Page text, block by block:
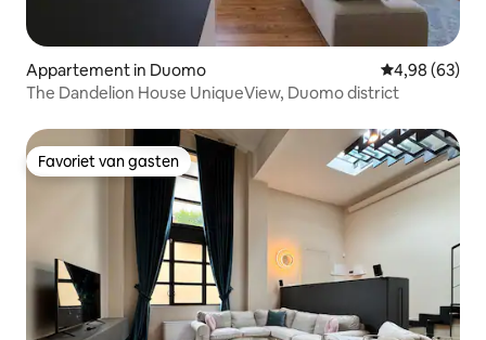
Appartement in Duomo Gemiddelde
4,98 (63)
The Dandelion House UniqueView, Duomo district
Favoriet van gasten
Favoriet van gasten